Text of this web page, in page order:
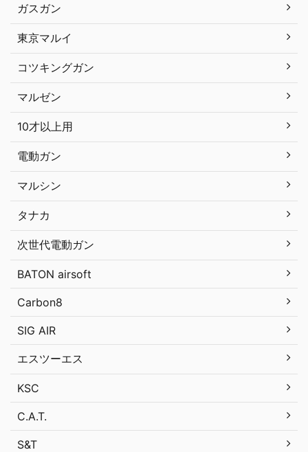
ガスガン
東京マルイ
コツキングガン
マルゼン
10才以上用
電動ガン
マルシン
タナカ
次世代電動ガン
BATON airsoft
Carbon8
SIG AIR
エスツーエス
KSC
C.A.T.
S&T